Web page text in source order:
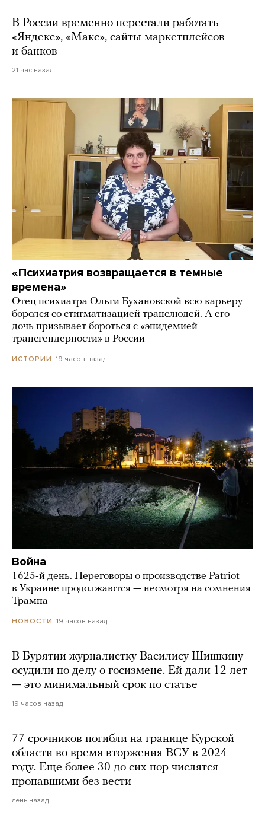
В России временно перестали работать
«Яндекс», «Макс», сайты маркетплейсов
и банков
21 час назад
«Психиатрия возвращается в темные
времена»
Отец психиатра Ольги Бухановской всю карьеру
боролся со стигматизацией транслюдей. А его
дочь призывает бороться с «эпидемией
трансгендерности» в России
ИСТОРИИ 19 часов назад
Война
1625-й день. Переговоры о производстве Patriot
в Украине продолжаются — несмотря на сомнения
Трампа
НОВОСТИ 19 часов назад
В Бурятии журналистку Василису Шишкину
осудили по делу о госизмене. Ей дали 12 лет
— это минимальный срок по статье
19 часов назад
77 срочников погибли на границе Курской
области во время вторжения ВСУ в 2024
году. Еще более 30 до сих пор числятся
пропавшими без вести
день назад